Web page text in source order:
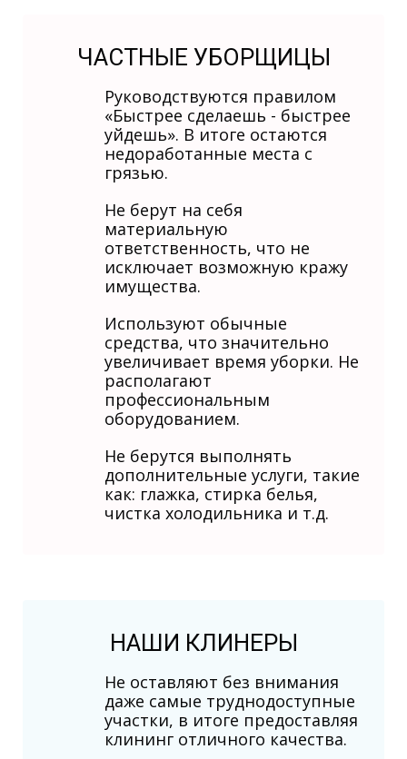
ЧАСТНЫЕ УБОРЩИЦЫ
Руководствуются правилом
«Быстрее сделаешь - быстрее
уйдешь». В итоге остаются
недоработанные места с
грязью.
Не берут на себя
материальную
ответственность, что не
исключает возможную кражу
имущества.
Используют обычные
средства, что значительно
увеличивает время уборки. Не
располагают
профессиональным
оборудованием.
Не берутся выполнять
дополнительные услуги, такие
как: глажка, стирка белья,
чистка холодильника и т.д.
НАШИ КЛИНЕРЫ
Не оставляют без внимания
даже самые труднодоступные
участки, в итоге предоставляя
клининг отличного качества.